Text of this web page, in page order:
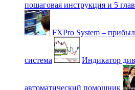
пошаговая инструкция и 5
FXPro System –
система Индикатор
автоматический помощник